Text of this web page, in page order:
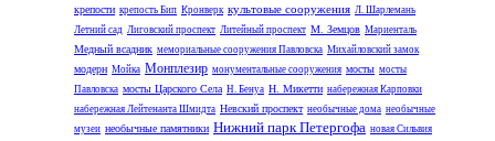
крепости крепость Бип Кронверк культовые сооружения Л. Шарлемань
Летний сад Лиговский проспект Литейный проспект М. Земцов Мариенталь
Медный всадник мемориальные сооружения Павловска Михайловский замок
модерн Мойка Монплезир монументальные сооружения мосты мосты
Павловска мосты Царского Села Н. Бенуа Н. Микетти набережная Карповки
набережная Лейтенанта Шмидта Невский проспект необычные дома необычные
музеи необычные памятники Нижний парк Петергофа новая Сильвия